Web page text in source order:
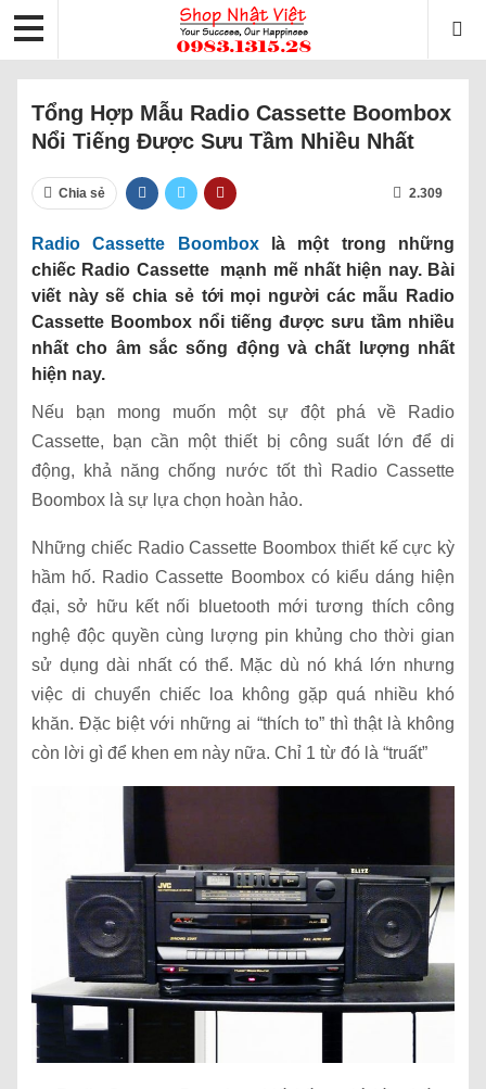
Tổng Hợp Mẫu Radio Cassette Boombox
Nổi Tiếng Được Sưu Tầm Nhiều Nhất
Chia sẻ 2.309
Radio Cassette Boomboxlà một trong những
chiếc Radio Cassette mạnh mẽ nhất hiện nay. Bài
viết này sẽ chia sẻ tới mọi người các mẫu Radio
Cassette Boombox nổi tiếng được sưu tầm nhiều
nhất cho âm sắc sống động và chất lượng nhất
hiện nay.
Nếu bạn mong muốn một sự đột phá về Radio
Cassette, bạn cần một thiết bị công suất lớn để di
động, khả năng chống nước tốt thì Radio Cassette
Boombox là sự lựa chọn hoàn hảo.
Những chiếc Radio Cassette Boombox thiết kế cực kỳ
hầm hố. Radio Cassette Boombox có kiểu dáng hiện
đại, sở hữu kết nối bluetooth mới tương thích công
nghệ độc quyền cùng lượng pin khủng cho thời gian
sử dụng dài nhất có thể. Mặc dù nó khá lớn nhưng
việc di chuyển chiếc loa không gặp quá nhiều khó
khăn. Đặc biệt với những ai “thích to” thì thật là không
còn lời gì để khen em này nữa. Chỉ 1 từ đó là “truất”